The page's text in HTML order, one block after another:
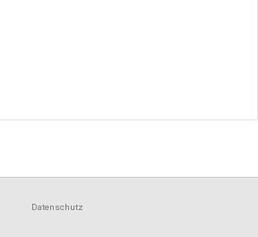
Datenschutz